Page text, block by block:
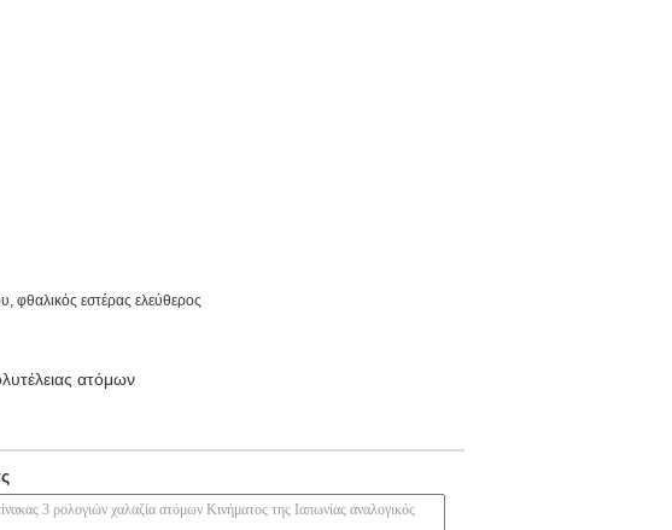
φθαλικός εστέρας ελεύθερος
ατόμων